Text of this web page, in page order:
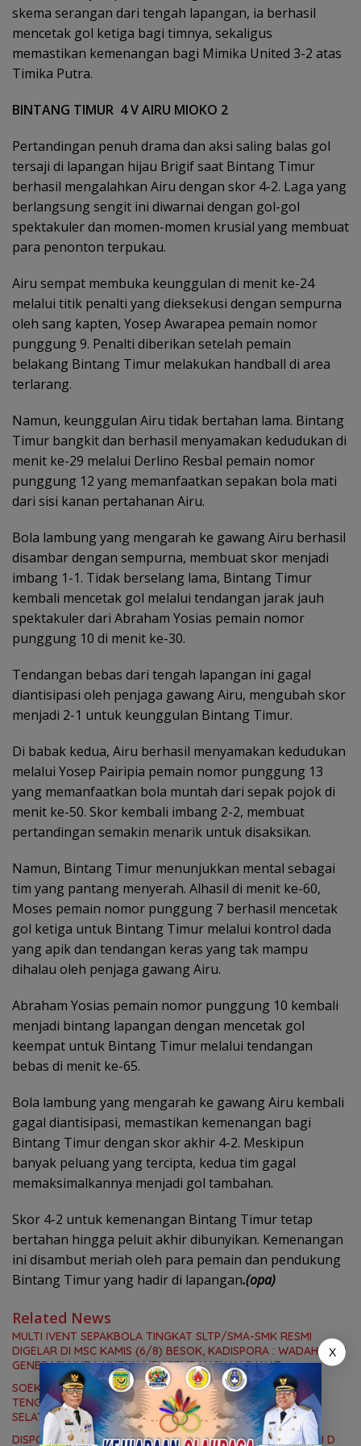
skema serangan dari tengah lapangan, ia berhasil
mencetak gol ketiga bagi timnya, sekaligus
memastikan kemenangan bagi Mimika United 3-2 atas
Timika Putra.
BINTANG TIMUR 4 V AIRU MIOKO 2
Pertandingan penuh drama dan aksi saling balas gol
tersaji di lapangan hijau Brigif saat Bintang Timur
berhasil mengalahkan Airu dengan skor 4-2. Laga yang
berlangsung sengit ini diwarnai dengan gol-gol
spektakuler dan momen-momen krusial yang membuat
para penonton terpukau.
Airu sempat membuka keunggulan di menit ke-24
melalui titik penalti yang dieksekusi dengan sempurna
oleh sang kapten, Yosep Awarapea pemain nomor
punggung 9. Penalti diberikan setelah pemain
belakang Bintang Timur melakukan handball di area
terlarang.
Namun, keunggulan Airu tidak bertahan lama. Bintang
Timur bangkit dan berhasil menyamakan kedudukan di
menit ke-29 melalui Derlino Resbal pemain nomor
punggung 12 yang memanfaatkan sepakan bola mati
dari sisi kanan pertahanan Airu.
Bola lambung yang mengarah ke gawang Airu berhasil
disambar dengan sempurna, membuat skor menjadi
imbang 1-1. Tidak berselang lama, Bintang Timur
kembali mencetak gol melalui tendangan jarak jauh
spektakuler dari Abraham Yosias pemain nomor
punggung 10 di menit ke-30.
Tendangan bebas dari tengah lapangan ini gagal
diantisipasi oleh penjaga gawang Airu, mengubah skor
menjadi 2-1 untuk keunggulan Bintang Timur.
Di babak kedua, Airu berhasil menyamakan kedudukan
melalui Yosep Pairipia pemain nomor punggung 13
yang memanfaatkan bola muntah dari sepak pojok di
menit ke-50. Skor kembali imbang 2-2, membuat
pertandingan semakin menarik untuk disaksikan.
Namun, Bintang Timur menunjukkan mental sebagai
tim yang pantang menyerah. Alhasil di menit ke-60,
Moses pemain nomor punggung 7 berhasil mencetak
gol ketiga untuk Bintang Timur melalui kontrol dada
yang apik dan tendangan keras yang tak mampu
dihalau oleh penjaga gawang Airu.
Abraham Yosias pemain nomor punggung 10 kembali
menjadi bintang lapangan dengan mencetak gol
keempat untuk Bintang Timur melalui tendangan
bebas di menit ke-65.
Bola lambung yang mengarah ke gawang Airu kembali
gagal diantisipasi, memastikan kemenangan bagi
Bintang Timur dengan skor akhir 4-2. Meskipun
banyak peluang yang tercipta, kedua tim gagal
memaksimalkannya menjadi gol tambahan.
Skor 4-2 untuk kemenangan Bintang Timur tetap
bertahan hingga peluit akhir dibunyikan. Kemenangan
ini disambut meriah oleh para pemain dan pendukung
Bintang Timur yang hadir di lapangan.(opa)
Related News
MULTI IVENT SEPAKBOLA TINGKAT SLTP/SMA-SMK RESMI
DIGELAR DI MSC KAMIS (6/8) BESOK, KADISPORA : WADAH BAGI
GENERASI MUDA UNTUK MENGEMBANGKAN BAKAT
SOEKARNO CUP 2026, TIM SEPAKBOLA BANTENG PAPUA
TENGAH BERGABUNG DI GROUP B, BERSAMA SULAWESI
SELATAN, KALIMANTAN TIMUR DAN DIY YOGYAKARTA
DISPORA MIMIKA GELAR KEGIATAN KURSUS PELATIH LISENSI D
X